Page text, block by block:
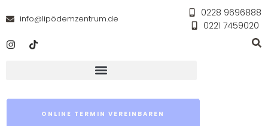
info@lipödemzentrum.de
0228 9696888
0221 7459020
ONLINE TERMIN VEREINBAREN